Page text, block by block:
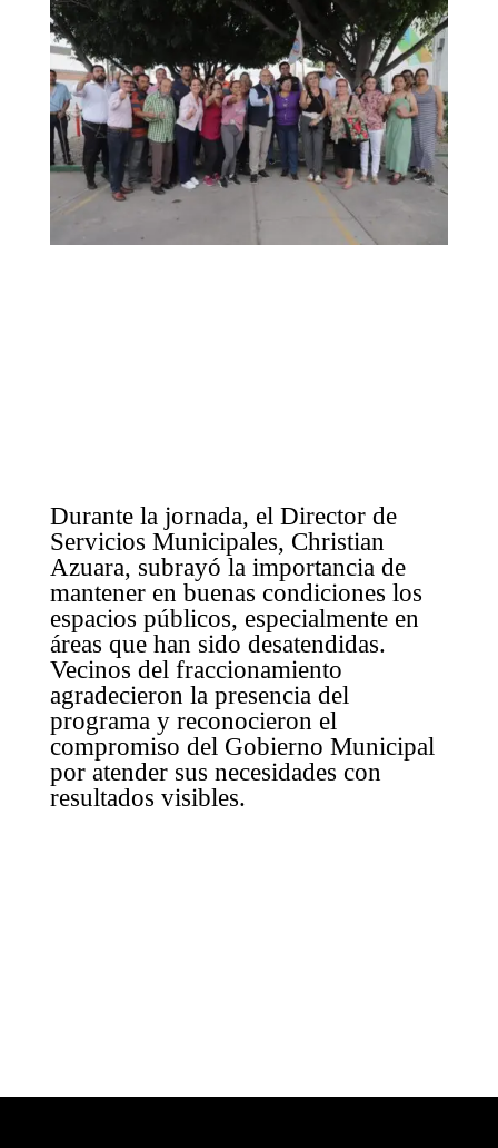
Durante la jornada, el Director de
Servicios Municipales, Christian
Azuara, subrayó la importancia de
mantener en buenas condiciones los
espacios públicos, especialmente en
áreas que han sido desatendidas.
Vecinos del fraccionamiento
agradecieron la presencia del
programa y reconocieron el
compromiso del Gobierno Municipal
por atender sus necesidades con
resultados visibles.